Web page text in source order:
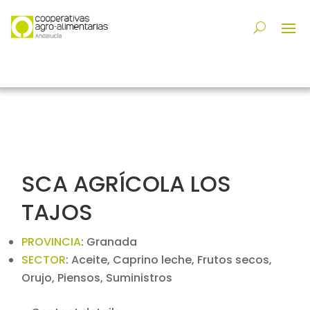
SCA AGRÍCOLA LOS
TAJOS
PROVINCIA: Granada
SECTOR: Aceite, Caprino leche, Frutos secos,
Orujo, Piensos, Suministros